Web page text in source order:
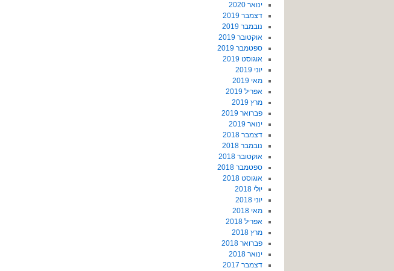
ינואר 2020
דצמבר 2019
נובמבר 2019
אוקטובר 2019
ספטמבר 2019
אוגוסט 2019
יוני 2019
מאי 2019
אפריל 2019
מרץ 2019
פברואר 2019
ינואר 2019
דצמבר 2018
נובמבר 2018
אוקטובר 2018
ספטמבר 2018
אוגוסט 2018
יולי 2018
יוני 2018
מאי 2018
אפריל 2018
מרץ 2018
פברואר 2018
ינואר 2018
דצמבר 2017